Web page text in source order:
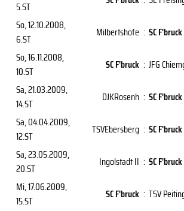
5.ST
So, 12.10.2008,
6.ST
Milbertshofe : SC F'bruck
So, 16.11.2008,
10.ST
SC F'bruck : JFG
Sa, 21.03.2009,
14.ST
DJKRosenh : SC F'bruck
Sa, 04.04.2009,
12.ST
TSVEbersberg : SC F'bruck
Sa, 23.05.2009,
20.ST
Ingolstadt II : SC F'bruck
Mi, 17.06.2009,
15.ST
SC F'bruck : TSV